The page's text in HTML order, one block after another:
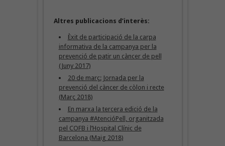
Altres publicacions d’interès:
Èxit de participació de la carpa
informativa de la campanya per la
prevenció de patir un càncer de pell
(Juny 2017)
20 de març: Jornada per la
prevenció del càncer de còlon i recte
(Març 2018)
En marxa la tercera edició de la
campanya #AtencióPell, organitzada
pel COFB i l’Hospital Clínic de
Barcelona (Maig 2018)